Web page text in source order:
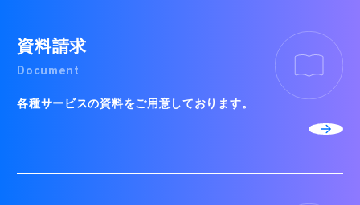
資料請求
Document
各種サービスの資料をご用意しております。